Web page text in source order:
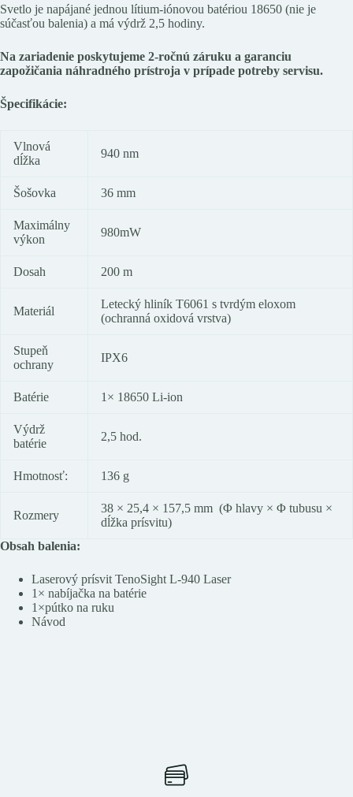
Svetlo je napájané jednou lítium-iónovou batériou 18650 (nie je
súčasťou balenia) a má výdrž 2,5 hodiny.
Na zariadenie poskytujeme 2-ročnú záruku a garanciu
zapožičania náhradného prístroja v prípade potreby servisu.
Špecifikácie:
Vlnová
dĺžka
940 nm
Šošovka 36 mm
Maximálny
výkon
980mW
Dosah 200 m
Materiál
Letecký hliník T6061 s tvrdým eloxom
(ochranná oxidová vrstva)
Stupeň
ochrany
IPX6
Batérie 1× 18650 Li-ion
Výdrž
batérie
2,5 hod.
Hmotnosť: 136 g
Rozmery
38 × 25,4 × 157,5 mm (Φ hlavy × Φ tubusu ×
dĺžka prísvitu)
Obsah balenia:
Laserový prísvit TenoSight L-940 Laser
1× nabíjačka na batérie
1×pútko na ruku
Návod